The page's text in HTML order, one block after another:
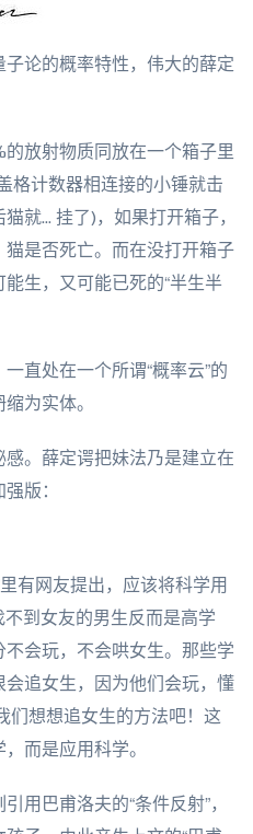
论的概率特性，伟大的薛定
放射物质同放在一个箱子里
格计数器相连接的小锤就击
就... 挂了)，如果打开箱子，
是否死亡。而在没打开箱子
生，又可能已死的“半生半
直处在一个所谓“概率云”的
为实体。
。薛定谔把妹法乃是建立在
版：
有网友提出，应该将科学用
不到女友的男生反而是高学
会玩，不会哄女生。那些学
追女生，因为他们会玩，懂
们想想追女生的方法吧！这
而是应用科学。
用巴甫洛夫的“条件反射”，